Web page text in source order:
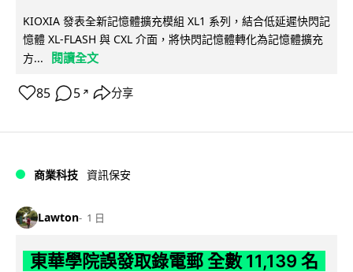
KIOXIA 發表全新記憶體擴充模組 XL1 系列，結合低延遲快閃記
憶體 XL-FLASH 與 CXL 介面，將快閃記憶體轉化為記憶體擴充
方...
閱讀全文
85 5 ↗ 分享
商業科技 資訊保安
Lawton 1 日
東華學院誤發取錄電郵 全數 11,139 名